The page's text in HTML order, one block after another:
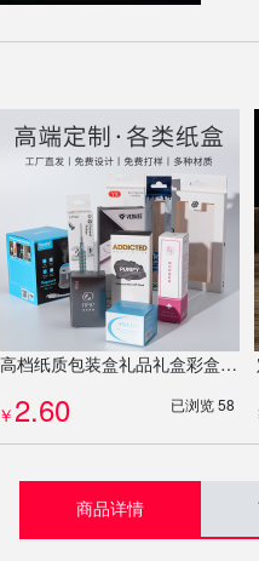
高档纸质包装盒礼品礼盒彩盒小包装盒彩印瓦楞盒免费设计排版定制定做
￥2.60 已浏览 58
商品详情